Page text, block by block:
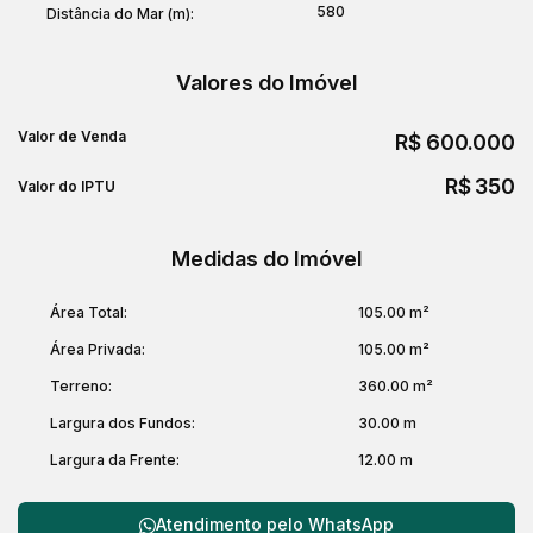
Distância do Mar (m): 580
Valores do Imóvel
R$ 600.000
Valor de Venda
Valor do IPTU R$350
Medidas do Imóvel
Área Total: 105.00 m²
Área Privada: 105.00 m²
Terreno: 360.00 m²
Largura dos Fundos: 30.00 m
Largura da Frente: 12.00 m
Atendimento pelo WhatsApp